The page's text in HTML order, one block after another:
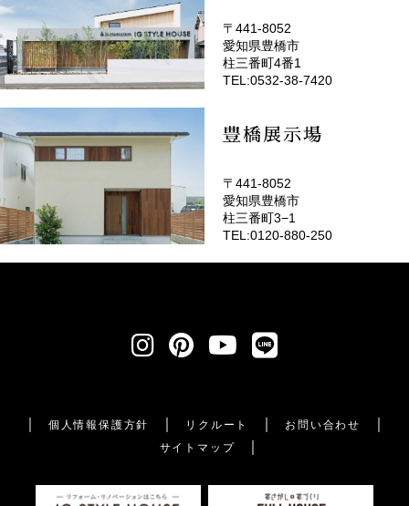
(EMOTOP豊橋)
〒441-8052
愛知県豊橋市
柱三番町4番1
TEL:0532-38-7420
豊橋展示場
〒441-8052
愛知県豊橋市
柱三番町3−1
TEL:0120-880-250
個人情報保護方針 リクルート
お問い合わせ
サイトマップ